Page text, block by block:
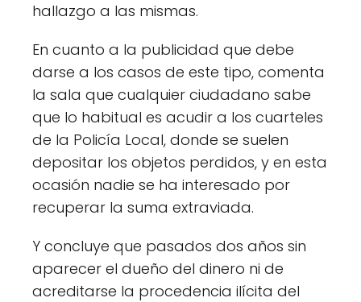
hallazgo a las mismas.
En cuanto a la publicidad que debe
darse a los casos de este tipo, comenta
la sala que cualquier ciudadano sabe
que lo habitual es acudir a los cuarteles
de la Policía Local, donde se suelen
depositar los objetos perdidos, y en esta
ocasión nadie se ha interesado por
recuperar la suma extraviada.
Y concluye que pasados dos años sin
aparecer el dueño del dinero ni de
acreditarse la procedencia ilícita del